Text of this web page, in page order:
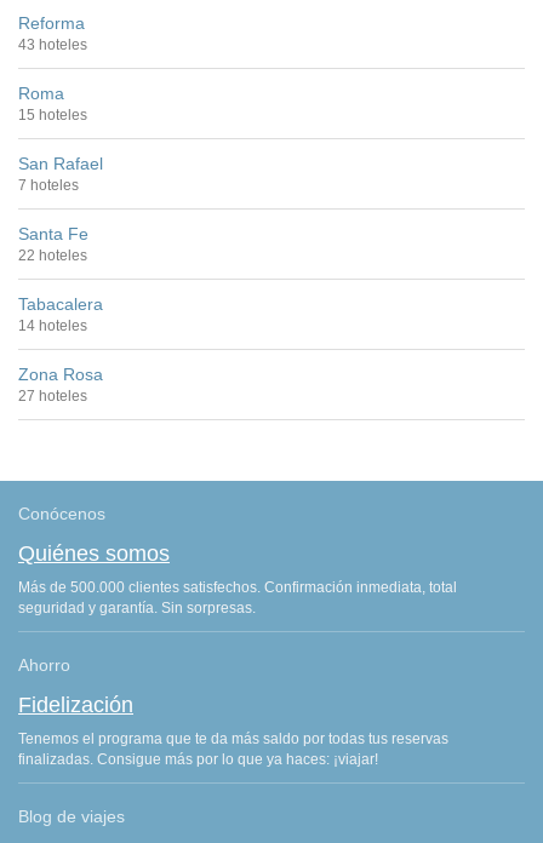
Reforma
43 hoteles
Roma
15 hoteles
San Rafael
7 hoteles
Santa Fe
22 hoteles
Tabacalera
14 hoteles
Zona Rosa
27 hoteles
Conócenos
Quiénes somos
Más de 500.000 clientes satisfechos. Confirmación inmediata, total
seguridad y garantía. Sin sorpresas.
Ahorro
Fidelización
Tenemos el programa que te da más saldo por todas tus reservas
finalizadas. Consigue más por lo que ya haces: ¡viajar!
Blog de viajes